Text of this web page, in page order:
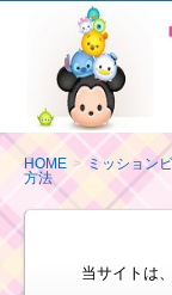
ム
ツ
ム
の
攻
略
HOME ミッション
方法
当サイトは